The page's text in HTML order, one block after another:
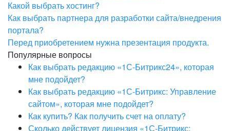
Какой выбрать хостинг?
Как выбрать партнера для разработки сайта/внедрения
портала?
Перед приобретением нужна презентация продукта.
Популярные вопросы
Как выбрать редакцию «1С-Битрикс24», которая
мне подойдет?
Как выбрать редакцию «1С-Битрикс: Управление
сайтом», которая мне подойдет?
Как купить? Как получить счет на оплату?
Сколько действует лицензия «1С-Битрикс: